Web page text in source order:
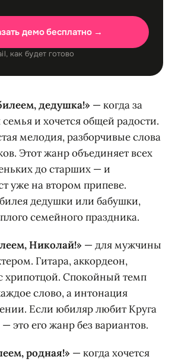
демо бесплатно →
как будет готово
дедушка!» — когда за
и хочется общей радости.
мелодия, разборчивые слова
Этот жанр объединяет всех
до старших — и
уже на втором припеве.
дедушки или бабушки,
семейного праздника.
Николай!» — для мужчины
Гитара, аккордеон,
хрипотцой. Спокойный темп
слово, а интонация
Если юбиляр любит Круга
это его жанр без вариантов.
родная!» — когда хочется